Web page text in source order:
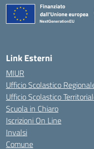
Link Esterni
MIUR
Ufficio Scolastico
Ufficio Scolastico
Scuola in Chiaro
Iscrizioni On Line
Invalsi
Comune